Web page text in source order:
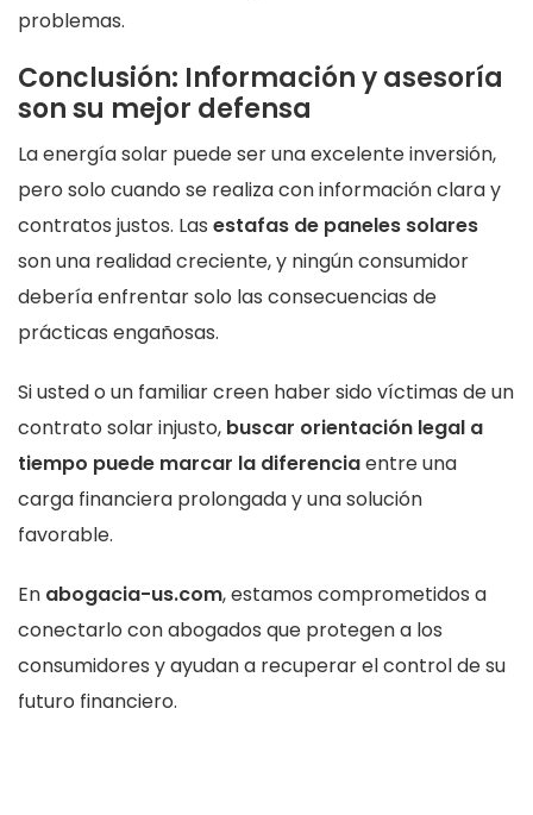
problemas.
Conclusión: Información y asesoría
son su mejor defensa
La energía solar puede ser una excelente inversión,
pero solo cuando se realiza con información clara y
contratos justos. Las estafas de paneles solares
son una realidad creciente, y ningún consumidor
debería enfrentar solo las consecuencias de
prácticas engañosas.
Si usted o un familiar creen haber sido víctimas de un
contrato solar injusto, buscar orientación legal a
tiempo puede marcar la diferenciaentre una
carga financiera prolongada y una solución
favorable.
En abogacia-us.com, estamos comprometidos a
conectarlo con abogados que protegen a los
consumidores y ayudan a recuperar el control de su
futuro financiero.